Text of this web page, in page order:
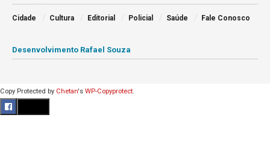
Cidade Cultura Editorial Policial Saúde Fale Conosco
Desenvolvimento Rafael Souza
Copy Protected by Chetan's WP-Copyprotect.